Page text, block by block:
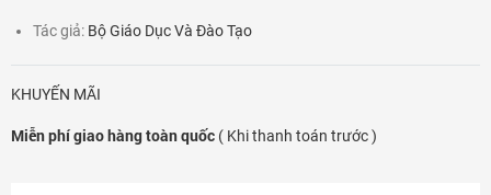
Tác giả: Bộ Giáo Dục Và Đào Tạo
KHUYẾN MÃI
Miễn phí giao hàng toàn quốc ( Khi thanh toán trước )